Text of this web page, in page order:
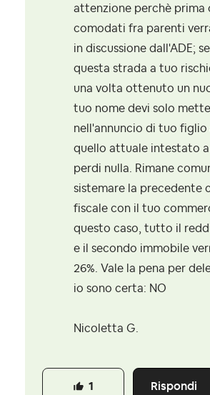
attenzione perchè prima
comodati fra parenti
in discussione dall'ADE;
questa strada a tuo
una volta ottenuto un
tuo nome devi solo
nell'annuncio di tuo figlio
quello attuale intestato a
perdi nulla. Rimane
sistemare la precedente
fiscale con il tuo
questo caso, tutto il
e il secondo immobile
26%. Vale la pena per
io sono certa: NO
Nicoletta G.
Rispondi
1